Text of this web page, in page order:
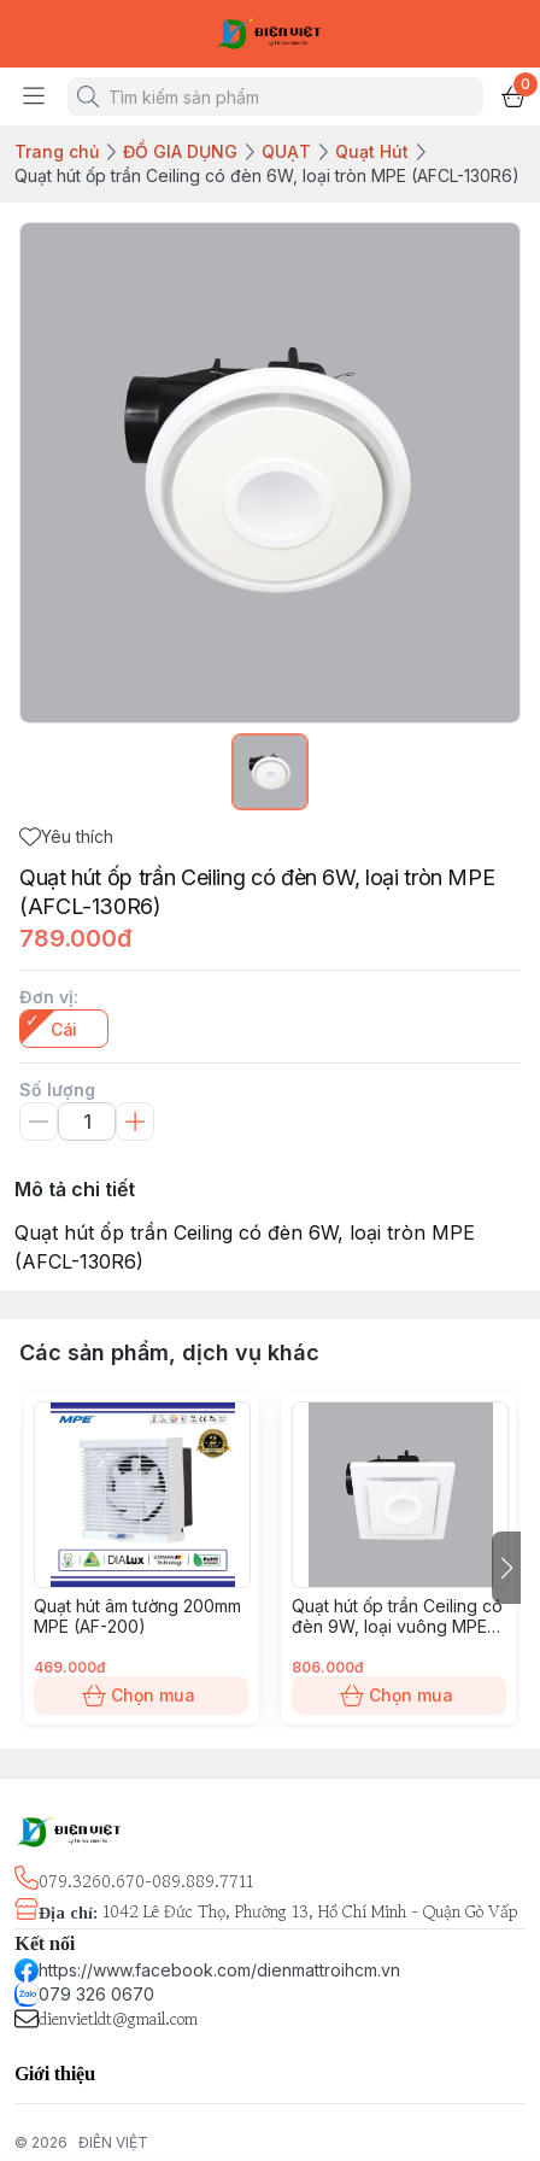
0
Trang chủ ĐỒ GIA DỤNG QUẠT
Quạt Hút
Quạt hút ốp trần Ceiling có đèn 6W, loại tròn MPE (AFCL-130R6)
Yêu thích
Quạt hút ốp trần Ceiling có đèn 6W, loại tròn MPE
(AFCL-130R6)
789.000đ
Đơn vị:
Cái
Số lượng
Mô tả chi tiết
Quạt hút ốp trần Ceiling có đèn 6W, loại tròn MPE
(AFCL-130R6)
Các sản phẩm, dịch vụ khác
Quạt hút âm tường 200mm
MPE (AF-200)
469.000đ
Chọn mua
Quạt hút ốp trần Ceiling có
đèn 9W, loại vuông MPE
806.000đ
Chọn mua
079.3260.670-089.889.7711
Địa chỉ: 1042 Lê Đức Thọ, Phường 13, Hồ Chí Minh - Quận Gò Vấp
Kết nối
https://www.facebook.com/dienmattroihcm.vn
079 326 0670
dienvietldt@gmail.com
Giới thiệu
© 2026 ĐIÊN VIỆT